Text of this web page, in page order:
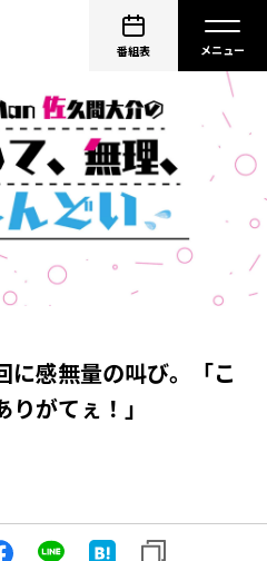
番組表
に感無量の叫び。「こ
がてぇ！」